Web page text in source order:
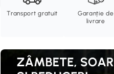
Transport gratuit
Garanție de
livrare